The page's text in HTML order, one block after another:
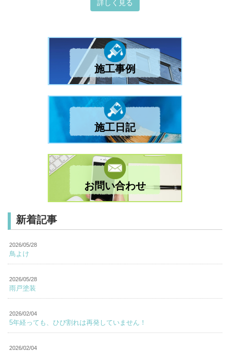
詳しく見る
施工事例
施工日記
お問い合わせ
新着記事
2026/05/28
鳥よけ
2026/05/28
雨戸塗装
2026/02/04
5年経っても、ひび割れは再発していません！
2026/02/04